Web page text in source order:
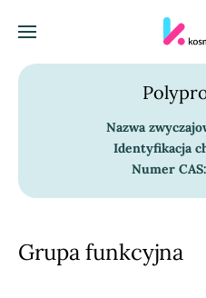
Menu
Nazwa
Identyfikacja
Numer CAS:
Grupa funkcyjna